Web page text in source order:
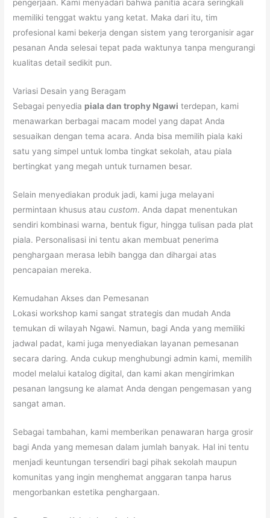
pengerjaan. Kami menyadari bahwa panitia acara seringkali
memiliki tenggat waktu yang ketat. Maka dari itu, tim
profesional kami bekerja dengan sistem yang terorganisir agar
pesanan Anda selesai tepat pada waktunya tanpa mengurangi
kualitas detail sedikit pun.
Variasi Desain yang Beragam
Sebagai penyedia piala dan trophy Ngawi terdepan, kami
menawarkan berbagai macam model yang dapat Anda
sesuaikan dengan tema acara. Anda bisa memilih piala kaki
satu yang simpel untuk lomba tingkat sekolah, atau piala
bertingkat yang megah untuk turnamen besar.
Selain menyediakan produk jadi, kami juga melayani
permintaan khusus ataucustom. Anda dapat menentukan
sendiri kombinasi warna, bentuk figur, hingga tulisan pada plat
piala. Personalisasi ini tentu akan membuat penerima
penghargaan merasa lebih bangga dan dihargai atas
pencapaian mereka.
Kemudahan Akses dan Pemesanan
Lokasi workshop kami sangat strategis dan mudah Anda
temukan di wilayah Ngawi. Namun, bagi Anda yang memiliki
jadwal padat, kami juga menyediakan layanan pemesanan
secara daring. Anda cukup menghubungi admin kami, memilih
model melalui katalog digital, dan kami akan mengirimkan
pesanan langsung ke alamat Anda dengan pengemasan yang
sangat aman.
Sebagai tambahan, kami memberikan penawaran harga grosir
bagi Anda yang memesan dalam jumlah banyak. Hal ini tentu
menjadi keuntungan tersendiri bagi pihak sekolah maupun
komunitas yang ingin menghemat anggaran tanpa harus
mengorbankan estetika penghargaan.